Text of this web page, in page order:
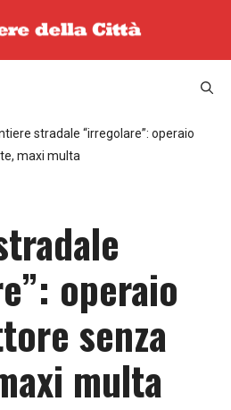
stradale “irregolare”: operaio
maxi multa
operaio
senza
multa